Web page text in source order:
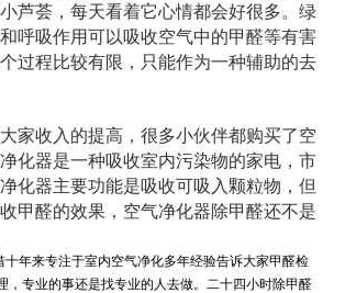
芦荟，每天看着它心情都会好很多。绿
呼吸作用可以吸收空气中的甲醛等有害
过程比较有限，只能作为一种辅助的去
家收入的提高，很多小伙伴都购买了空
化器是一种吸收室内污染物的家电，市
化器主要功能是吸收可吸入颗粒物，但
甲醛的效果，空气净化器除甲醛还不是
年来专注于室内空气净化多年经验告诉大家甲醛检
，专业的事还是找专业的人去做。二十四小时除甲醛